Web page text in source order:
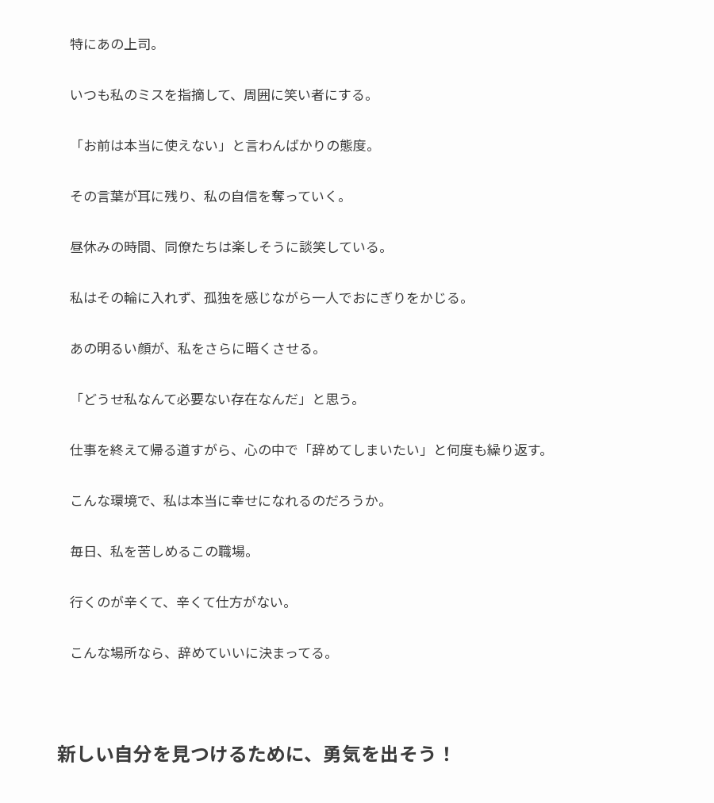
特にあの上司。
いつも私のミスを指摘して、周囲に笑い者にする。
「お前は本当に使えない」と言わんばかりの態度。
その言葉が耳に残り、私の自信を奪っていく。
昼休みの時間、同僚たちは楽しそうに談笑している。
私はその輪に入れず、孤独を感じながら一人でおにぎりをかじる。
あの明るい顔が、私をさらに暗くさせる。
「どうせ私なんて必要ない存在なんだ」と思う。
仕事を終えて帰る道すがら、心の中で「辞めてしまいたい」と何度も繰り返す。
こんな環境で、私は本当に幸せになれるのだろうか。
毎日、私を苦しめるこの職場。
行くのが辛くて、辛くて仕方がない。
こんな場所なら、辞めていいに決まってる。
新しい自分を見つけるために、勇気を出そう！